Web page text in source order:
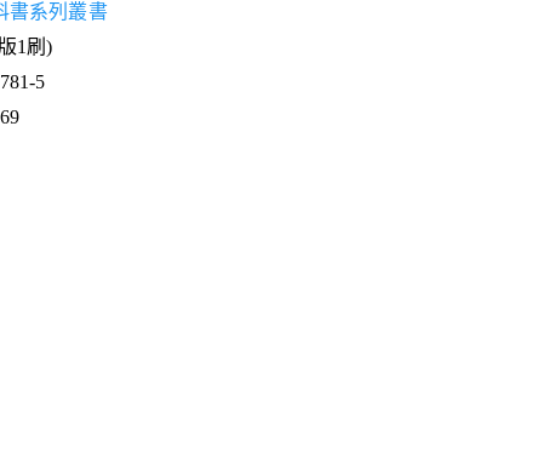
書系列叢書
1刷)
5